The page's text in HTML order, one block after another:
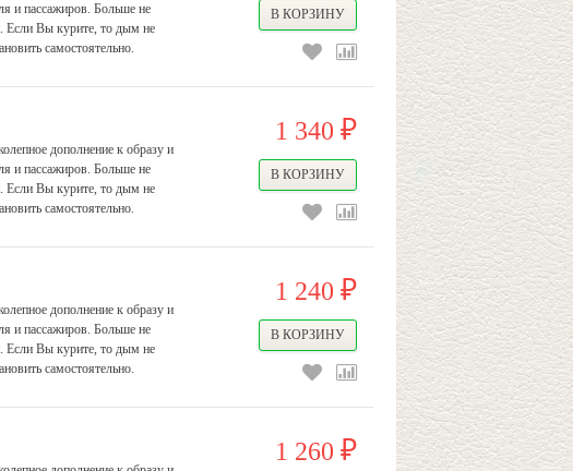
и пассажиров. Больше не
Если Вы курите, то дым не
самостоятельно.
дополнение к образу и
и пассажиров. Больше не
Если Вы курите, то дым не
самостоятельно.
1 340 ₽
дополнение к образу и
и пассажиров. Больше не
Если Вы курите, то дым не
самостоятельно.
1 240 ₽
1 260 ₽